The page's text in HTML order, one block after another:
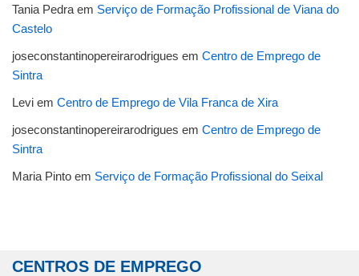
Tania Pedra em Serviço de Formação Profissional de Viana do
Castelo
joseconstantinopereirarodrigues em Centro de Emprego de
Sintra
Levi em Centro de Emprego de Vila Franca de Xira
joseconstantinopereirarodrigues em Centro de Emprego de
Sintra
Maria Pinto em Serviço de Formação Profissional do Seixal
CENTROS DE EMPREGO